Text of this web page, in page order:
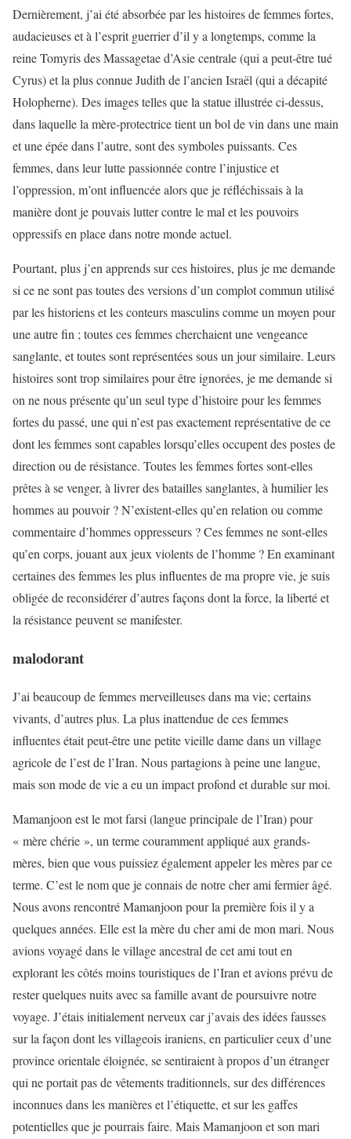
Dernièrement, j’ai été absorbée par les histoires de femmes fortes,
audacieuses et à l’esprit guerrier d’il y a longtemps, comme la
reine Tomyris des Massagetae d’Asie centrale (qui a peut-être tué
Cyrus) et la plus connue Judith de l’ancien Israël (qui a décapité
Holopherne). Des images telles que la statue illustrée ci-dessus,
dans laquelle la mère-protectrice tient un bol de vin dans une main
et une épée dans l’autre, sont des symboles puissants. Ces
femmes, dans leur lutte passionnée contre l’injustice et
l’oppression, m’ont influencée alors que je réfléchissais à la
manière dont je pouvais lutter contre le mal et les pouvoirs
oppressifs en place dans notre monde actuel.
Pourtant, plus j’en apprends sur ces histoires, plus je me demande
si ce ne sont pas toutes des versions d’un complot commun utilisé
par les historiens et les conteurs masculins comme un moyen pour
une autre fin ; toutes ces femmes cherchaient une vengeance
sanglante, et toutes sont représentées sous un jour similaire. Leurs
histoires sont trop similaires pour être ignorées, je me demande si
on ne nous présente qu’un seul type d’histoire pour les femmes
fortes du passé, une qui n’est pas exactement représentative de ce
dont les femmes sont capables lorsqu’elles occupent des postes de
direction ou de résistance. Toutes les femmes fortes sont-elles
prêtes à se venger, à livrer des batailles sanglantes, à humilier les
hommes au pouvoir ? N’existent-elles qu’en relation ou comme
commentaire d’hommes oppresseurs ? Ces femmes ne sont-elles
qu’en corps, jouant aux jeux violents de l’homme ? En examinant
certaines des femmes les plus influentes de ma propre vie, je suis
obligée de reconsidérer d’autres façons dont la force, la liberté et
la résistance peuvent se manifester.
malodorant
J’ai beaucoup de femmes merveilleuses dans ma vie; certains
vivants, d’autres plus. La plus inattendue de ces femmes
influentes était peut-être une petite vieille dame dans un village
agricole de l’est de l’Iran. Nous partagions à peine une langue,
mais son mode de vie a eu un impact profond et durable sur moi.
Mamanjoon est le mot farsi (langue principale de l’Iran) pour
« mère chérie », un terme couramment appliqué aux grands-
mères, bien que vous puissiez également appeler les mères par ce
terme. C’est le nom que je connais de notre cher ami fermier âgé.
Nous avons rencontré Mamanjoon pour la première fois il y a
quelques années. Elle est la mère du cher ami de mon mari. Nous
avions voyagé dans le village ancestral de cet ami tout en
explorant les côtés moins touristiques de l’Iran et avions prévu de
rester quelques nuits avec sa famille avant de poursuivre notre
voyage. J’étais initialement nerveux car j’avais des idées fausses
sur la façon dont les villageois iraniens, en particulier ceux d’une
province orientale éloignée, se sentiraient à propos d’un étranger
qui ne portait pas de vêtements traditionnels, sur des différences
inconnues dans les manières et l’étiquette, et sur les gaffes
potentielles que je pourrais faire. Mais Mamanjoon et son mari